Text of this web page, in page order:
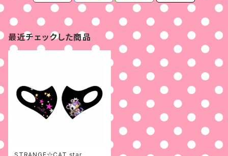
最近チェックした商品